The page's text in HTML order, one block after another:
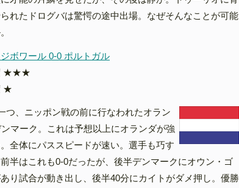
れたドログバは驚愕の途中出場。なぜそんなことが可能
ボワール 0-0 ポルトガル
★★★
★
つ、ニッポン戦の前に行なわれたオラン
マーク。これは予想以上にオランダが強
全体にパススピードが速い。選手も巧す
半はこれも0-0だったが、後半デンマークにオウン・ゴ
り試合が動き出し、後半40分にカイトがダメ押し。優勝